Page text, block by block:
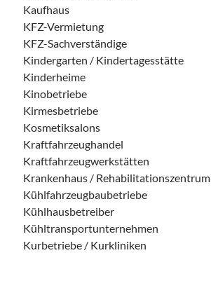
Kaufhaus
KFZ-Vermietung
KFZ-Sachverständige
Kindergarten / Kindertagesstätte
Kinderheime
Kinobetriebe
Kirmesbetriebe
Kosmetiksalons
Kraftfahrzeughandel
Kraftfahrzeugwerkstätten
Krankenhaus / Rehabilitationszentrum
Kühlfahrzeugbaubetriebe
Kühlhausbetreiber
Kühltransportunternehmen
Kurbetriebe / Kurkliniken